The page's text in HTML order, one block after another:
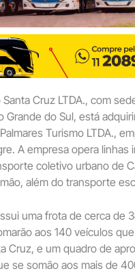
Cruz LTDA., com
Grande do Sul, está
Turismo LTDA.,
A empresa opera linhas
coletivo urbano de
além do transporte
uma frota de cerca de
aos 140 veículos
Cruz, e um quadro de
se somão aos mais de